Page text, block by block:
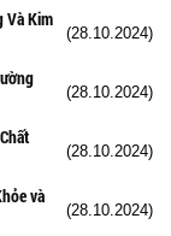
Và Kim
(28.10.2024)
(28.10.2024)
(28.10.2024)
và
(28.10.2024)